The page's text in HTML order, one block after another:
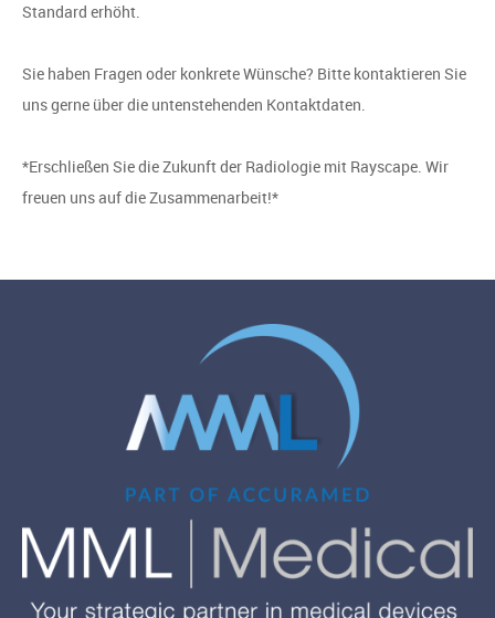
Standard erhöht.
Sie haben Fragen oder konkrete Wünsche? Bitte kontaktieren Sie
uns gerne über die untenstehenden Kontaktdaten.
*Erschließen Sie die Zukunft der Radiologie mit Rayscape. Wir
freuen uns auf die Zusammenarbeit!*